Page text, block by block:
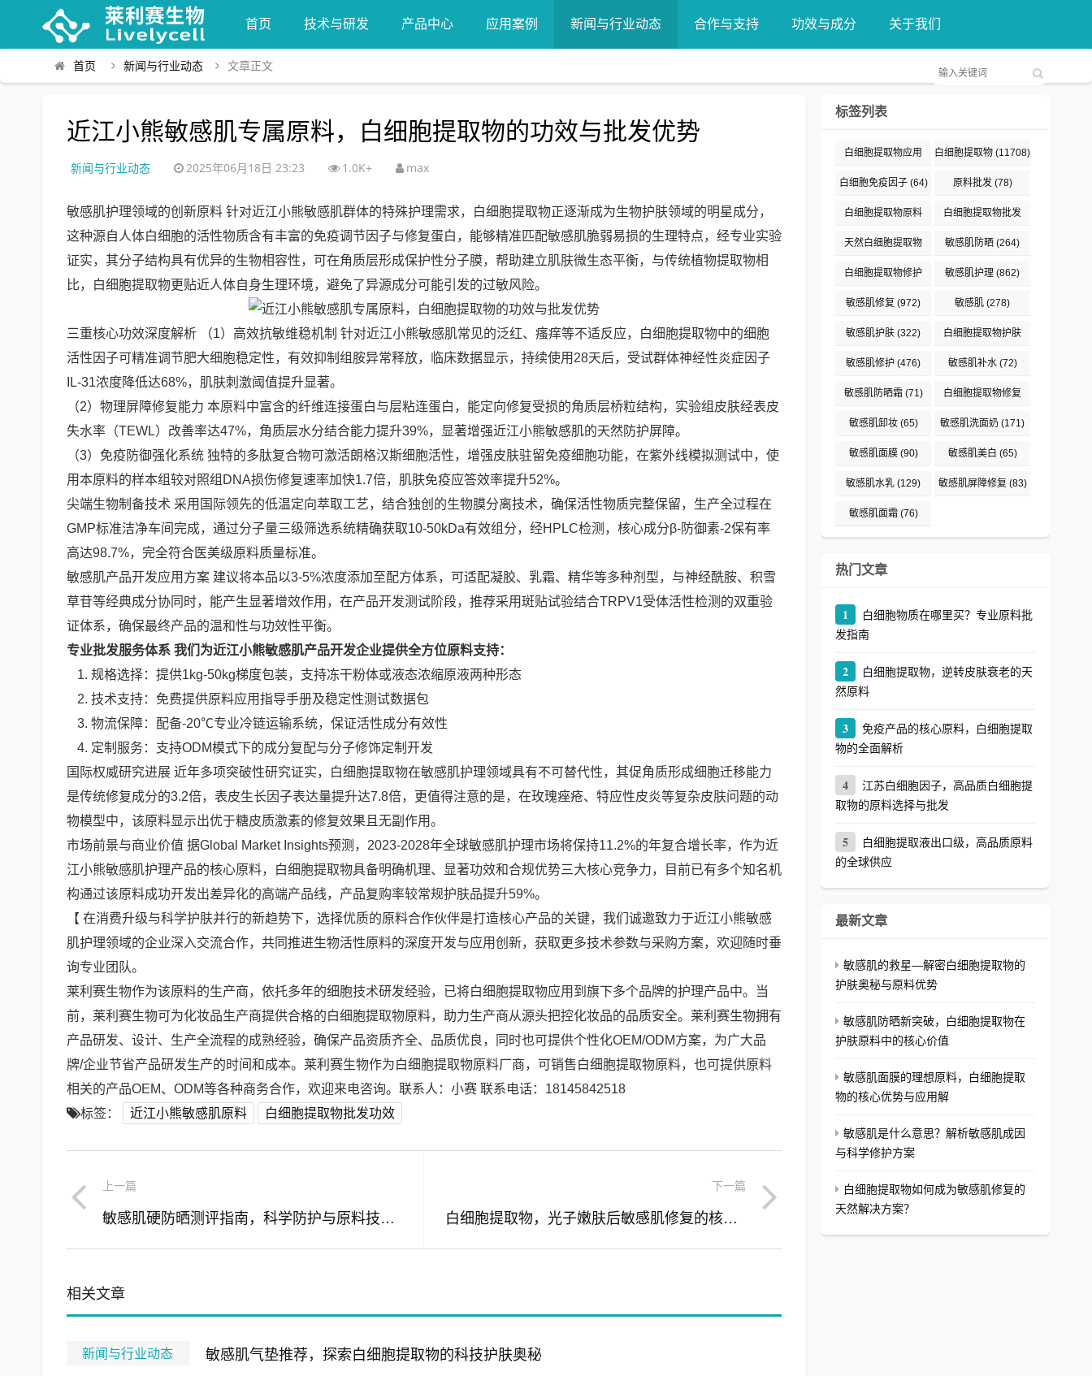
首页 技术与研发 产品中心 应用案例 新闻与行业动态 合作与支持 功效与成分 关于我们
首页 新闻与行业动态 文章正文
近江小熊敏感肌专属原料，白细胞提取物的功效与批发优势
新闻与行业动态 2025年06月18日 23:23 1.0K+ max
敏感肌护理领域的创新原料 针对近江小熊敏感肌群体的特殊护理需求，白细胞提取物正逐渐成为生物护肤领域的明星成分，
这种源自人体白细胞的活性物质含有丰富的免疫调节因子与修复蛋白，能够精准匹配敏感肌脆弱易损的生理特点，经专业实验
证实，其分子结构具有优异的生物相容性，可在角质层形成保护性分子膜，帮助建立肌肤微生态平衡，与传统植物提取物相
比，白细胞提取物更贴近人体自身生理环境，避免了异源成分可能引发的过敏风险。
三重核心功效深度解析 （1）高效抗敏维稳机制 针对近江小熊敏感肌常见的泛红、瘙痒等不适反应，白细胞提取物中的细胞
活性因子可精准调节肥大细胞稳定性，有效抑制组胺异常释放，临床数据显示，持续使用28天后，受试群体神经性炎症因子
IL-31浓度降低达68%，肌肤刺激阈值提升显著。
（2）物理屏障修复能力 本原料中富含的纤维连接蛋白与层粘连蛋白，能定向修复受损的角质层桥粒结构，实验组皮肤经表皮
失水率（TEWL）改善率达47%，角质层水分结合能力提升39%，显著增强近江小熊敏感肌的天然防护屏障。
（3）免疫防御强化系统 独特的多肽复合物可激活朗格汉斯细胞活性，增强皮肤驻留免疫细胞功能，在紫外线模拟测试中，使
用本原料的样本组较对照组DNA损伤修复速率加快1.7倍，肌肤免疫应答效率提升52%。
尖端生物制备技术 采用国际领先的低温定向萃取工艺，结合独创的生物膜分离技术，确保活性物质完整保留，生产全过程在
GMP标准洁净车间完成，通过分子量三级筛选系统精确获取10-50kDa有效组分，经HPLC检测，核心成分β-防御素-2保有率
高达98.7%，完全符合医美级原料质量标准。
敏感肌产品开发应用方案 建议将本品以3-5%浓度添加至配方体系，可适配凝胶、乳霜、精华等多种剂型，与神经酰胺、积雪
草苷等经典成分协同时，能产生显著增效作用，在产品开发测试阶段，推荐采用斑贴试验结合TRPV1受体活性检测的双重验
证体系，确保最终产品的温和性与功效性平衡。
专业批发服务体系 我们为近江小熊敏感肌产品开发企业提供全方位原料支持：
规格选择：提供1kg-50kg梯度包装，支持冻干粉体或液态浓缩原液两种形态
技术支持：免费提供原料应用指导手册及稳定性测试数据包
物流保障：配备-20℃专业冷链运输系统，保证活性成分有效性
定制服务：支持ODM模式下的成分复配与分子修饰定制开发
国际权威研究进展 近年多项突破性研究证实，白细胞提取物在敏感肌护理领域具有不可替代性，其促角质形成细胞迁移能力
是传统修复成分的3.2倍，表皮生长因子表达量提升达7.8倍，更值得注意的是，在玫瑰痤疮、特应性皮炎等复杂皮肤问题的动
物模型中，该原料显示出优于糖皮质激素的修复效果且无副作用。
市场前景与商业价值 据Global Market Insights预测，2023-2028年全球敏感肌护理市场将保持11.2%的年复合增长率，作为近
江小熊敏感肌护理产品的核心原料，白细胞提取物具备明确机理、显著功效和合规优势三大核心竞争力，目前已有多个知名机
构通过该原料成功开发出差异化的高端产品线，产品复购率较常规护肤品提升59%。
【 在消费升级与科学护肤并行的新趋势下，选择优质的原料合作伙伴是打造核心产品的关键，我们诚邀致力于近江小熊敏感
肌护理领域的企业深入交流合作，共同推进生物活性原料的深度开发与应用创新，获取更多技术参数与采购方案，欢迎随时垂
询专业团队。
莱利赛生物作为该原料的生产商，依托多年的细胞技术研发经验，已将白细胞提取物应用到旗下多个品牌的护理产品中。当
前，莱利赛生物可为化妆品生产商提供合格的白细胞提取物原料，助力生产商从源头把控化妆品的品质安全。莱利赛生物拥有
产品研发、设计、生产全流程的成熟经验，确保产品资质齐全、品质优良，同时也可提供个性化OEM/ODM方案，为广大品
牌/企业节省产品研发生产的时间和成本。莱利赛生物作为白细胞提取物原料厂商，可销售白细胞提取物原料，也可提供原料
相关的产品OEM、ODM等各种商务合作，欢迎来电咨询。联系人：小赛 联系电话：18145842518
标签：
近江小熊敏感肌原料 白细胞提取物批发功效
上一篇
敏感肌硬防晒测评指南，科学防护与原料技术解析
下一篇
白细胞提取物，光子嫩肤后敏感肌修复的核心原料解析与批发优势
相关文章
新闻与行业动态 敏感肌气垫推荐，探索白细胞提取物的科技护肤奥秘
标签列表
白细胞提取物应用
(376)
白细胞提取物 (11708)
白细胞免疫因子(64) 原料批发(78)
白细胞提取物原料
(132)
白细胞提取物批发
(89)
天然白细胞提取物
(187)
敏感肌防晒 (264)
白细胞提取物修护
(191)
敏感肌护理 (862)
敏感肌修复 (972) 敏感肌 (278)
敏感肌护肤 (322) 白细胞提取物护肤
(477)
敏感肌修护 (476) 敏感肌补水(72)
敏感肌防晒霜(71) 白细胞提取物修复
(242)
敏感肌卸妆(65) 敏感肌洗面奶 (171)
敏感肌面膜(90) 敏感肌美白 (65)
敏感肌水乳 (129) 敏感肌屏障修复 (83)
敏感肌面霜(76)
热门文章
1
白细胞物质在哪里买？专业原料批
发指南
2
白细胞提取物，逆转皮肤衰老的天
然原料
3
免疫产品的核心原料，白细胞提取
物的全面解析
4
江苏白细胞因子，高品质白细胞提
取物的原料选择与批发
5
白细胞提取液出口级，高品质原料
的全球供应
最新文章
敏感肌的救星—解密白细胞提取物的
护肤奥秘与原料优势
敏感肌防晒新突破，白细胞提取物在
护肤原料中的核心价值
敏感肌面膜的理想原料，白细胞提取
物的核心优势与应用解
敏感肌是什么意思？解析敏感肌成因
与科学修护方案
白细胞提取物如何成为敏感肌修复的
天然解决方案？